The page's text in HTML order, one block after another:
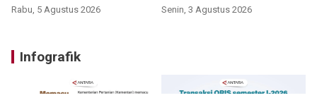
Rabu, 5 Agustus 2026 Senin, 3 Agustus 2026
Infografik